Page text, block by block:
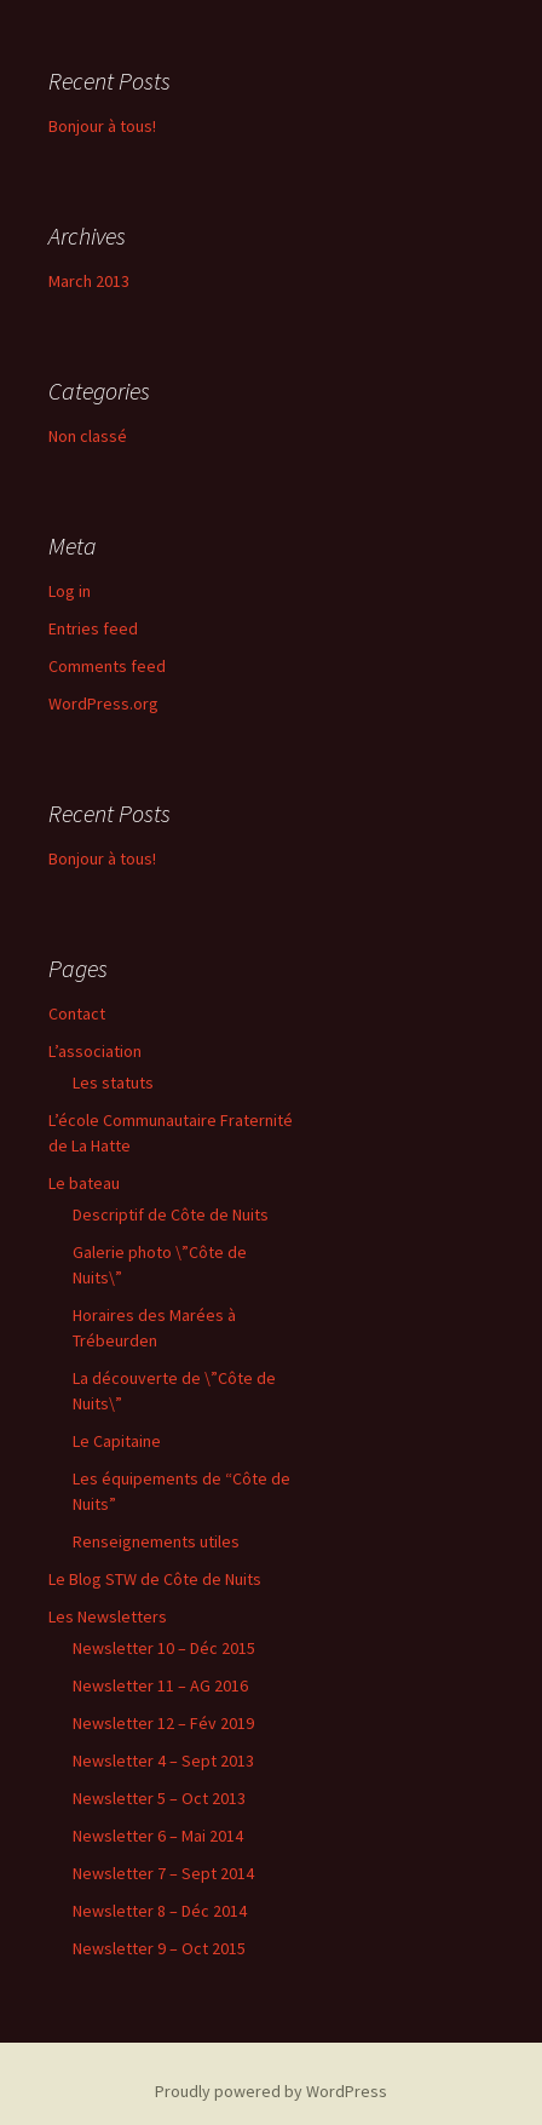
Recent Posts
Bonjour à tous!
Archives
March 2013
Categories
Non classé
Meta
Log in
Entries feed
Comments feed
WordPress.org
Recent Posts
Bonjour à tous!
Pages
Contact
L’association
Les statuts
L’école Communautaire Fraternité
de La Hatte
Le bateau
Descriptif de Côte de Nuits
Galerie photo \”Côte de
Nuits\”
Horaires des Marées à
Trébeurden
La découverte de \”Côte de
Nuits\”
Le Capitaine
Les équipements de “Côte de
Nuits”
Renseignements utiles
Le Blog STW de Côte de Nuits
Les Newsletters
Newsletter 10 – Déc 2015
Newsletter 11 – AG 2016
Newsletter 12 – Fév 2019
Newsletter 4 – Sept 2013
Newsletter 5 – Oct 2013
Newsletter 6 – Mai 2014
Newsletter 7 – Sept 2014
Newsletter 8 – Déc 2014
Newsletter 9 – Oct 2015
Proudly powered by WordPress